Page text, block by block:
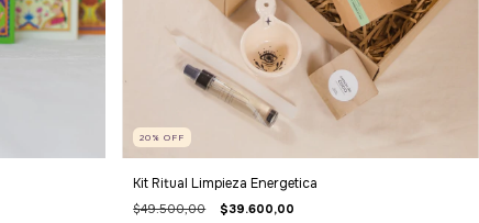
20 %OFF
Kit Ritual Limpieza Energetica
$49.500,00 $39.600,00